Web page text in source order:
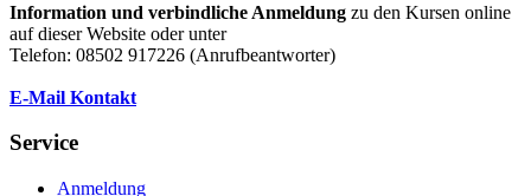
Information und verbindliche Anmeldung zu den Kursen online
auf dieser Website oder unter
Telefon: 08502 917226 (Anrufbeantworter)
E-Mail Kontakt
Service
Anmeldung